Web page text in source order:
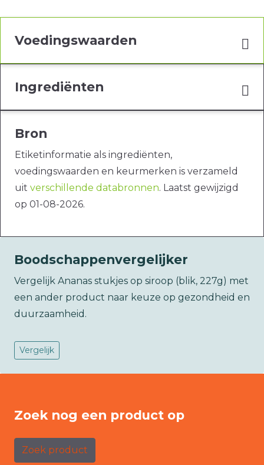
Voedingswaarden
Ingrediënten
Bron
Etiketinformatie als ingrediënten,
voedingswaarden en keurmerken is verzameld
uit verschillende databronnen. Laatst gewijzigd
op 01-08-2026.
Boodschappenvergelijker
Vergelijk Ananas stukjes op siroop (blik, 227g) met
een ander product naar keuze op gezondheid en
duurzaamheid.
Vergelijk
Zoek nog een product op
Zoek product